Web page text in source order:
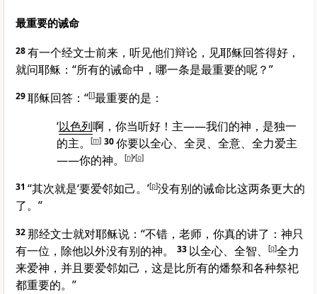
最重要的诫命
28有一个经文士前来，听见他们辩论，见耶稣回答得好，
就问耶稣：“所有的诫命中，哪一条是最重要的呢？”
29耶稣回答： “[l]最重要的是：
‘以色列啊，你当听好！主——我们的神，是独一
的主。
[m] 30你要以全心、全灵、全意、全力爱主
——你的神。
[n]’[o]
31 “其次就是‘要爱邻如己。’[p]没有别的诫命比这两条更大的
了。”
32那经文士就对耶稣说：“不错，老师，你真的讲了：神只
有一位，除他以外没有别的神。
33 以全心、全智、 [q]全力
来爱神，并且要爱邻如己，这是比所有的燔祭和各种祭祀
都重要的。”